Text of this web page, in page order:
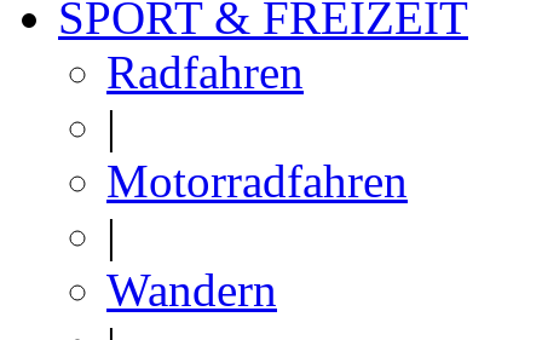
SPORT & FREIZEIT
Radfahren
|
Motorradfahren
|
Wandern